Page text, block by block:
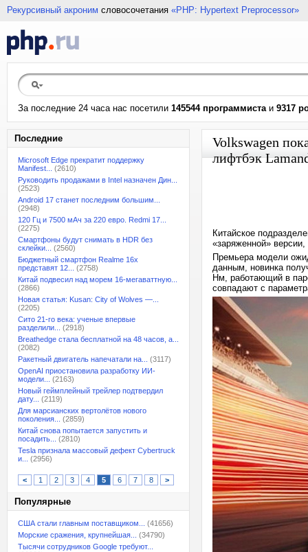
Рекурсивный акроним словосочетания «PHP: Hypertext Preprocessor»
За последние 24 часа нас посетили 145544 программистаи 9317
Последние
Microsoft Edge прекратит поддержку
Manifest...
(2610)
Руководить продажами в Intel назначен Дин...
(2523)
Android 17 станет последним большим...
(2948)
120 Гц и 7500 мАч за 220 евро. Redmi 17...
(2275)
Смартфоны будут снимать в HDR без
склейки...
(2560)
Бюджетный смартфон Realme 16x
представят 12...
(2758)
Китай подвесил над морем 16-мегаваттную...
(2866)
Новая статья: Kusan: City of Wolves —...
(2205)
Сито 21-го века: ученые впервые
разделили...
(2918)
Breathedge стала бесплатной на 48 часов, а...
(2082)
Ракетный двигатель напечатали на...
(3117)
OpenAI приостановила разработку ИИ-
модели...
(2163)
Новый геймплейный трейлер подтвердил
дату...
(2119)
Для марсианских вертолётов нового
поколения...
(2859)
Китай снова попытается запустить и
посадить...
(2810)
Tesla признала массовый дефект Cybertruck
и...
(2956)
< 1 2 3 4 5 6 7 8 >
Популярные
США стали главным поставщиком...
(41656)
Морские сражения, крупнейшая...
(34790)
Тысячи сотрудников Google требуют...
Volkswagen
лифтбэк
Китайское
«заряженной»
Премьера модели
данным, новинка
Нм, работающий в
совпадают с